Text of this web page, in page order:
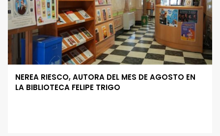
NEREA RIESCO, AUTORA DEL MES DE AGOSTO EN
LA BIBLIOTECA FELIPE TRIGO